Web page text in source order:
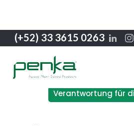
(+52) 33 3615 0263
Verantwortung für